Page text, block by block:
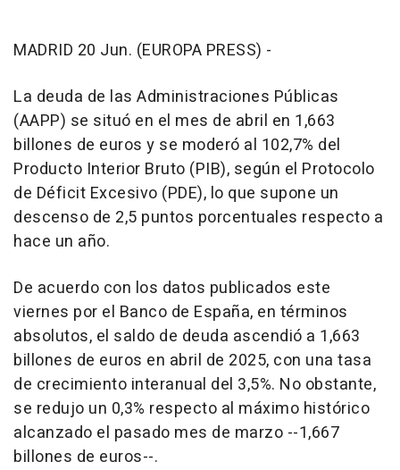
MADRID 20 Jun. (EUROPA PRESS) -
La deuda de las Administraciones Públicas
(AAPP) se situó en el mes de abril en 1,663
billones de euros y se moderó al 102,7% del
Producto Interior Bruto (PIB), según el Protocolo
de Déficit Excesivo (PDE), lo que supone un
descenso de 2,5 puntos porcentuales respecto a
hace un año.
De acuerdo con los datos publicados este
viernes por el Banco de España, en términos
absolutos, el saldo de deuda ascendió a 1,663
billones de euros en abril de 2025, con una tasa
de crecimiento interanual del 3,5%. No obstante,
se redujo un 0,3% respecto al máximo histórico
alcanzado el pasado mes de marzo --1,667
billones de euros--.